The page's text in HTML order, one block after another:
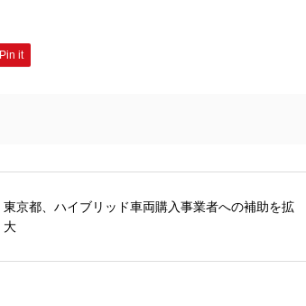
Pin it
東京都、ハイブリッド車両購入事業者への補助を拡
大